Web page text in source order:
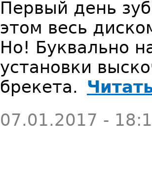
Первый день
этом весь
Но! Буквально
установки
брекета.
07.01.2017 -